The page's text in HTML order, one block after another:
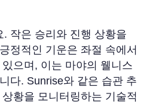
작은 승리와 진행 상황을
정적인 기운은 좌절 속에서
으며, 이는 마야의 웰니스
다. Sunrise와 같은 습관 추
황을 모니터링하는 기술적